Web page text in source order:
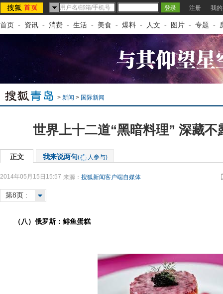
注册 我
首页 - 资讯 - 消费 - 生活 - 美食 - 爆料 - 人文 - 图片 - 专题 -
> 新闻 > 国际新闻
世界上十二道“黑暗料理” 深藏不
正文 我来说两句( 人参与)
2014年05月15日15:57 来源： 搜狐新闻客户端自媒体
第8页 :
（八）俄罗斯：鲱鱼蛋糕